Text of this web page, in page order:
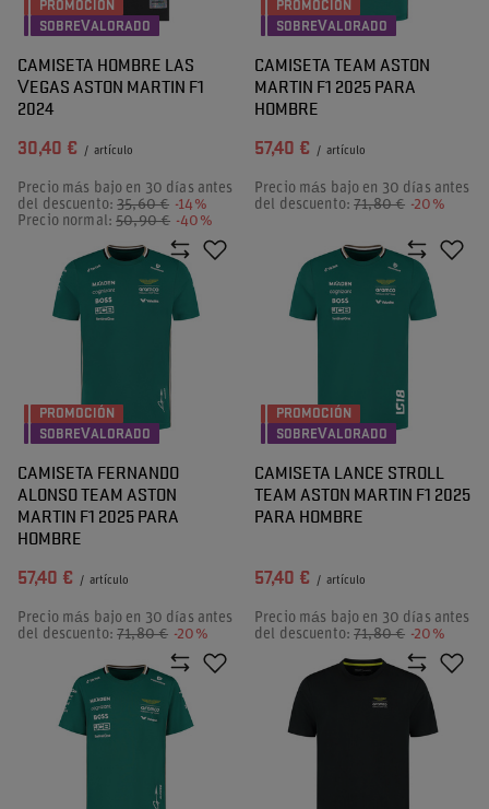
PROMOCIÓN
SOBREVALORADO
CAMISETA HOMBRE LAS
VEGAS ASTON MARTIN F1
2024
30,40 € / artículo
Precio más bajo en 30 días antes
del descuento:35,60 € -14%
Precio normal:50,90 € -40%
PROMOCIÓN
SOBREVALORADO
CAMISETA TEAM ASTON
MARTIN F1 2025 PARA
HOMBRE
57,40 € / artículo
Precio más bajo en 30 días antes
del descuento:71,80 € -20%
PROMOCIÓN
SOBREVALORADO
CAMISETA FERNANDO
ALONSO TEAM ASTON
MARTIN F1 2025 PARA
HOMBRE
57,40 € / artículo
Precio más bajo en 30 días antes
del descuento:71,80 € -20%
PROMOCIÓN
SOBREVALORADO
CAMISETA LANCE STROLL
TEAM ASTON MARTIN F1 2025
PARA HOMBRE
57,40 € / artículo
Precio más bajo en 30 días antes
del descuento:71,80 € -20%